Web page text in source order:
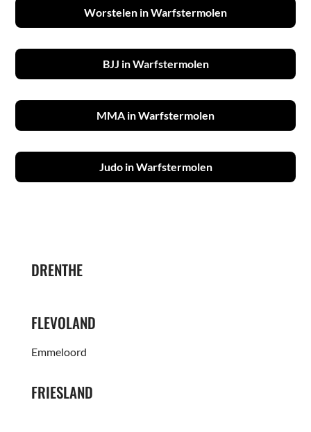
Worstelen in Warfstermolen
BJJ in Warfstermolen
MMA in Warfstermolen
Judo in Warfstermolen
DRENTHE
FLEVOLAND
Emmeloord
FRIESLAND